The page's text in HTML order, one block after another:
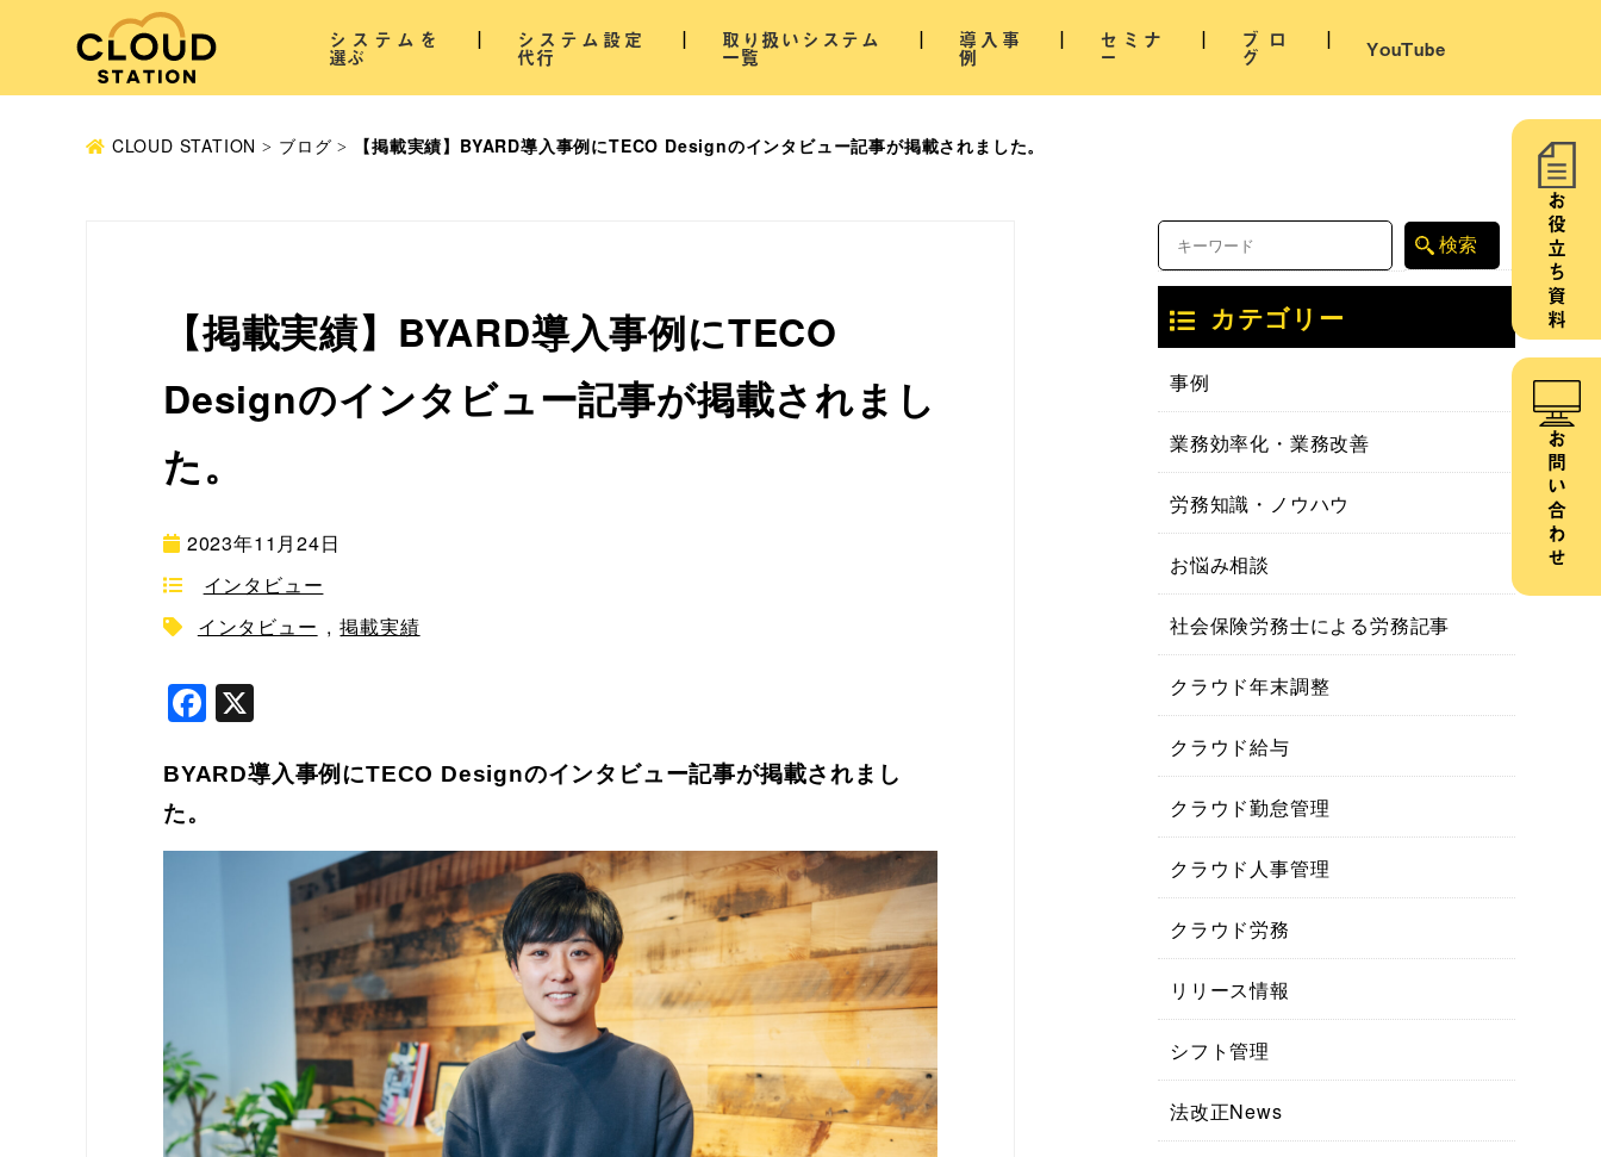
システムを
選ぶ
システム設定
代行
取り扱いシステム
一覧
導入事
例
セミナ
ー
ブロ
グ YouTube
お役立ち資料
お問い合わせ
CLOUD STATION ブログ 【掲載実績】BYARD導入事例にTECO Designのインタビュー記事が掲載されました。
【掲載実績】BYARD導入事例にTECO
Designのインタビュー記事が掲載されまし
た。
2023年11月24日
インタビュー
インタビュー , 掲載実績
F
a
c
b
BYARD導入事例にTECO Designのインタビュー記事が掲載されまし
た。
カテゴリー
事例
業務効率化・業務改善
労務知識・ノウハウ
お悩み相談
社会保険労務士による労務記事
クラウド年末調整
クラウド給与
クラウド勤怠管理
クラウド人事管理
クラウド労務
リリース情報
シフト管理
法改正News